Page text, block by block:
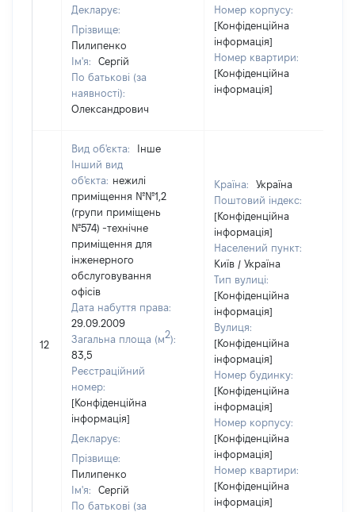
Декларує:
Прізвище:
Пилипенко
Ім'я:
Сергій
По батькові (за
наявності):
Олександрович
Номер корпусу:
[Конфіденційна
інформація]
Номер квартири:
[Конфіденційна
інформація]
12
Вид об'єкта:
Інше
Інший вид
об'єкта: нежилі
приміщення №№1,2
(групи приміщень
№574) -технічне
приміщення для
інженерного
обслуговування
офісів
Дата набуття права:
29.09.2009
Загальна площа (м2):
83,5
Реєстраційний
номер:
[Конфіденційна
інформація]
Декларує:
Прізвище:
Пилипенко
Ім'я:
Сергій
По батькові (за
Країна:
Україна
Поштовий індекс:
[Конфіденційна
інформація]
Населений пункт:
Київ / Україна
Тип вулиці:
[Конфіденційна
інформація]
Вулиця:
[Конфіденційна
інформація]
Номер будинку:
[Конфіденційна
інформація]
Номер корпусу:
[Конфіденційна
інформація]
Номер квартири:
[Конфіденційна
інформація]